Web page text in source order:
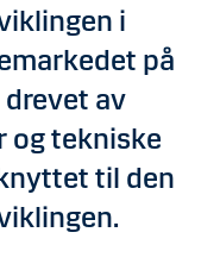
i
på
av
og tekniske
til den